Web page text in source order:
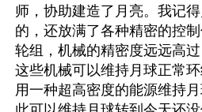
师，协助建造了月亮。我记
的，还放满了各种精密的控
轮组，机械的精密度远远高
这些机械可以维持月球正常
用一种超高密度的能源维持